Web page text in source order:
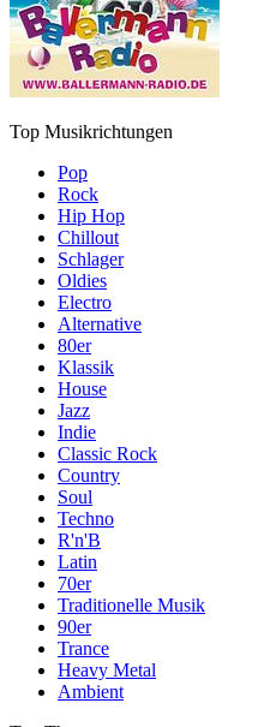
Top Musikrichtungen
Pop
Rock
Hip Hop
Chillout
Schlager
Oldies
Electro
Alternative
80er
Klassik
House
Jazz
Indie
Classic Rock
Country
Soul
Techno
R'n'B
Latin
70er
Traditionelle Musik
90er
Trance
Heavy Metal
Ambient